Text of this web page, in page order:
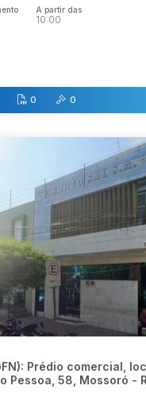
A partir das
10:00
0 0
Prédio comercial,
Pessoa, 58, Mossoró -